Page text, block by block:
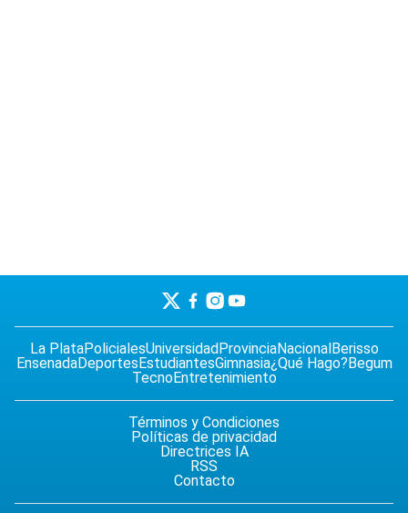
La PlataPolicialesUniversidad ProvinciaNacional Berisso
EnsenadaDeportes EstudiantesGimnasia¿Qué Hago? Begum
TecnoEntretenimiento
Términos y Condiciones
Políticas de privacidad
Directrices IA
RSS
Contacto